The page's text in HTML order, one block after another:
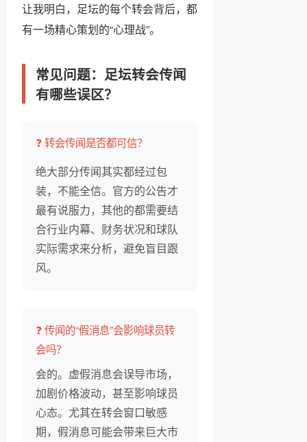
让我明白，足坛的每个转会背后，都
有一场精心策划的“心理战”。
常见问题：足坛转会传闻
有哪些误区？
❓ 转会传闻是否都可信？
绝大部分传闻其实都经过包
装，不能全信。官方的公告才
最有说服力，其他的都需要结
合行业内幕、财务状况和球队
实际需求来分析，避免盲目跟
风。
❓ 传闻的“假消息”会影响球员转
会吗？
会的。虚假消息会误导市场，
加剧价格波动，甚至影响球员
心态。尤其在转会窗口敏感
期，假消息可能会带来巨大市